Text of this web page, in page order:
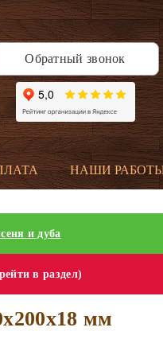
Обратный звонок
НАШИ
и дуба
в раздел)
мм